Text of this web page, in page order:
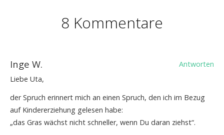
8 Kommentare
Inge W.
Antworten
Liebe Uta,
der Spruch erinnert mich an einen Spruch, den ich im Bezug
auf Kindererziehung gelesen habe:
„das Gras wächst nicht schneller, wenn Du daran ziehst“.